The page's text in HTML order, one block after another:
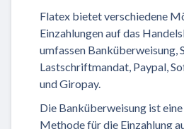
Flatex bietet verschiedene
Einzahlungen auf das
umfassen Banküberweisung,
Lastschriftmandat, Paypal,
und Giropay.
Die Banküberweisung ist
Methode für die Einzahlung